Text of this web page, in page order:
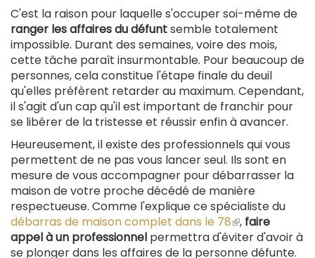
C'est la raison pour laquelle s'occuper soi-même de
ranger les affaires du défuntsemble totalement
impossible. Durant des semaines, voire des mois,
cette tâche paraît insurmontable. Pour beaucoup de
personnes, cela constitue l'étape finale du deuil
qu'elles préfèrent retarder au maximum. Cependant,
il s'agit d'un cap qu'il est important de franchir pour
se libérer de la tristesse et réussir enfin à avancer.
Heureusement, il existe des professionnels qui vous
permettent de ne pas vous lancer seul. Ils sont en
mesure de vous accompagner pour débarrasser la
maison de votre proche décédé de manière
respectueuse. Comme l'explique ce spécialiste du
débarras de maison complet dans le 78(le
lien
est
, faire
appel à un professionnel permettra d'éviter d'avoir à
se plonger dans les affaires de la personne défunte.